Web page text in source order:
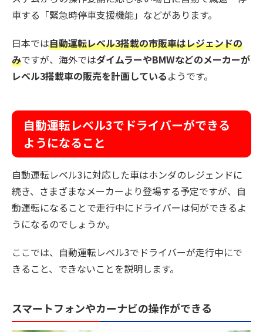
車する「緊急時停車支援機能」などがあります。
日本では自動運転レベル3搭載の市販車はレジェンドの
みですが、海外ではダイムラーやBMWなどのメーカーが
レベル3搭載車の販売を計画しているようです。
自動運転レベル3でドライバーができる
ようになること
自動運転レベル3に対応した車はホンダのレジェンドに
続き、さまざまなメーカーより登場する予定ですが、自
動運転になることで走行中にドライバーは何ができるよ
うになるのでしょうか。
ここでは、自動運転レベル3でドライバーが走行中にで
きること、できないことを説明します。
スマートフォンやカーナビの操作ができる